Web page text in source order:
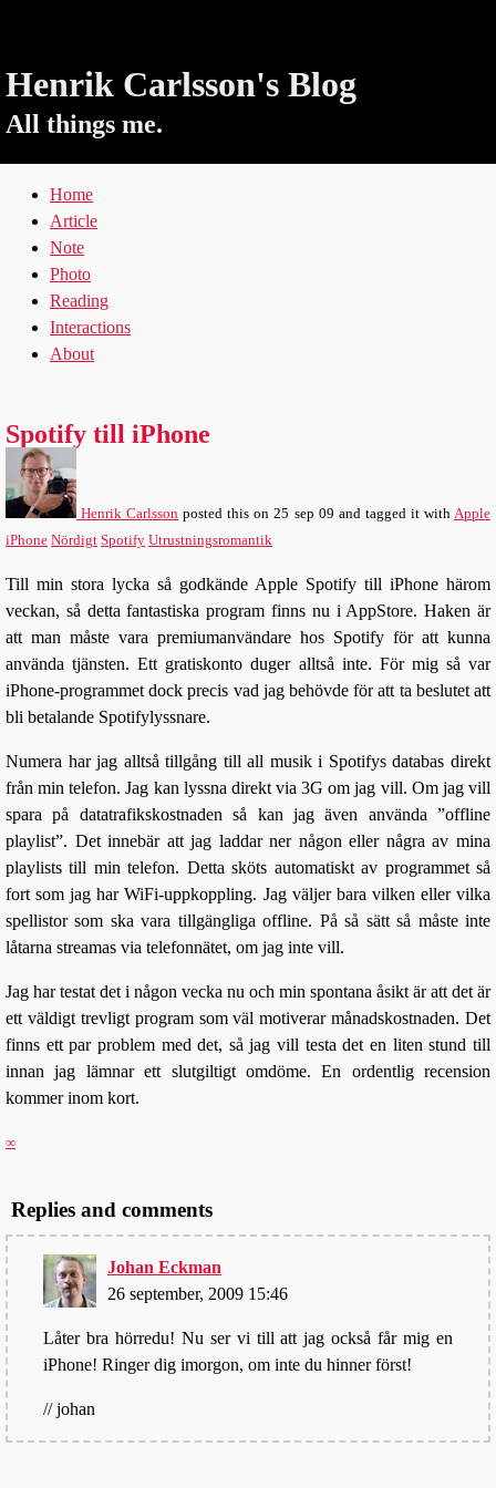
Henrik Carlsson's Blog
All things me.
Home
Article
Note
Photo
Reading
Interactions
About
Spotify till iPhone
Henrik Carlsson posted thison25 sep 09 and tagged it withApple
iPhone Nördigt Spotify Utrustningsromantik
Till min stora lycka så godkände Apple Spotify till iPhone härom
veckan, så detta fantastiska program finns nu i AppStore. Haken är
att man måste vara premiumanvändare hos Spotify för att kunna
använda tjänsten. Ett gratiskonto duger alltså inte. För mig så var
iPhone-programmet dock precis vad jag behövde för att ta beslutet att
bli betalande Spotifylyssnare.
Numera har jag alltså tillgång till all musik i Spotifys databas direkt
från min telefon. Jag kan lyssna direkt via 3G om jag vill. Om jag vill
spara på datatrafikskostnaden så kan jag även använda ”offline
playlist”. Det innebär att jag laddar ner någon eller några av mina
playlists till min telefon. Detta sköts automatiskt av programmet så
fort som jag har WiFi-uppkoppling. Jag väljer bara vilken eller vilka
spellistor som ska vara tillgängliga offline. På så sätt så måste inte
låtarna streamas via telefonnätet, om jag inte vill.
Jag har testat det i någon vecka nu och min spontana åsikt är att det är
ett väldigt trevligt program som väl motiverar månadskostnaden. Det
finns ett par problem med det, så jag vill testa det en liten stund till
innan jag lämnar ett slutgiltigt omdöme. En ordentlig recension
kommer inom kort.
∞
Replies and comments
Johan Eckman
26 september, 2009 15:46
Låter bra hörredu! Nu ser vi till att jag också får mig en
iPhone! Ringer dig imorgon, om inte du hinner först!
// johan